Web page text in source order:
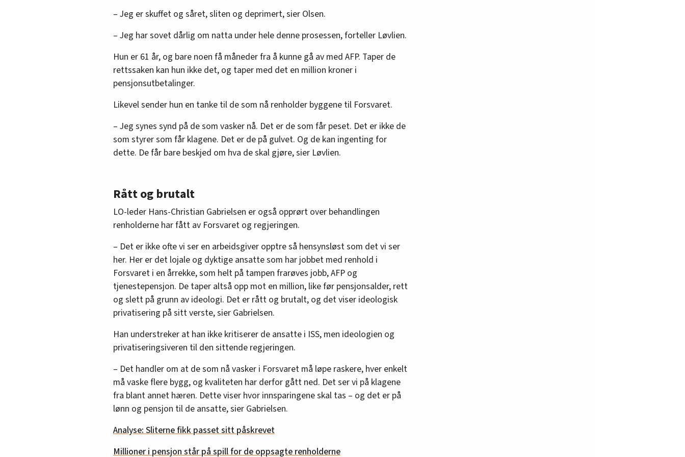
– Jeg er skuffet og såret, sliten og deprimert, sier Olsen.
– Jeg har sovet dårlig om natta under hele denne prosessen, forteller Løvlien.
Hun er 61 år, og bare noen få måneder fra å kunne gå av med AFP. Taper de
rettssaken kan hun ikke det, og taper med det en million kroner i
pensjonsutbetalinger.
Likevel sender hun en tanke til de som nå renholder byggene til Forsvaret.
– Jeg synes synd på de som vasker nå. Det er de som får peset. Det er ikke de
som styrer som får klagene. Det er de på gulvet. Og de kan ingenting for
dette. De får bare beskjed om hva de skal gjøre, sier Løvlien.
Rått og brutalt
LO-leder Hans-Christian Gabrielsen er også opprørt over behandlingen
renholderne har fått av Forsvaret og regjeringen.
– Det er ikke ofte vi ser en arbeidsgiver opptre så hensynsløst som det vi ser
her. Her er det lojale og dyktige ansatte som har jobbet med renhold i
Forsvaret i en årrekke, som helt på tampen frarøves jobb, AFP og
tjenestepensjon. De taper altså opp mot en million, like før pensjonsalder, rett
og slett på grunn av ideologi. Det er rått og brutalt, og det viser ideologisk
privatisering på sitt verste, sier Gabrielsen.
Han understreker at han ikke kritiserer de ansatte i ISS, men ideologien og
privatiseringsiveren til den sittende regjeringen.
– Det handler om at de som nå vasker i Forsvaret må løpe raskere, hver enkelt
må vaske flere bygg, og kvaliteten har derfor gått ned. Det ser vi på klagene
fra blant annet hæren. Dette viser hvor innsparingene skal tas – og det er på
lønn og pensjon til de ansatte, sier Gabrielsen.
Analyse: Sliterne fikk passet sitt påskrevet
Millioner i pensjon står på spill for de oppsagte renholderne